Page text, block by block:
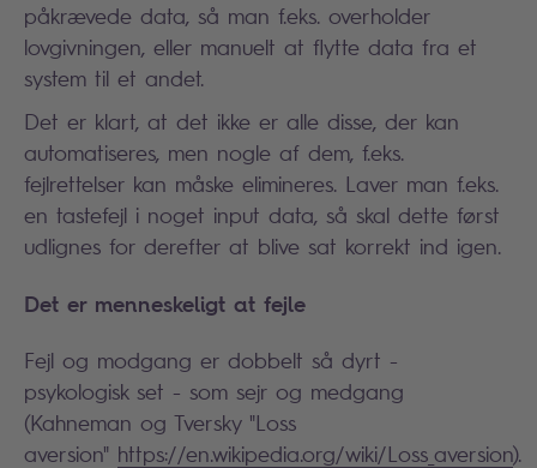
påkrævede data, så man f.eks. overholder
lovgivningen, eller manuelt at flytte data fra et
system til et andet.
Det er klart, at det ikke er alle disse, der kan
automatiseres, men nogle af dem, f.eks.
fejlrettelser kan måske elimineres. Laver man f.eks.
en tastefejl i noget input data, så skal dette først
udlignes for derefter at blive sat korrekt ind igen.
Det er menneskeligt at fejle
Fejl og modgang er dobbelt så dyrt -
psykologisk set - som sejr og medgang
(Kahneman og Tversky "Loss
aversion" https://en.wikipedia.org/wiki/Loss_aversion).